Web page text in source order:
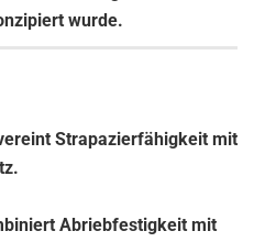
wurde.
Strapazierfähigkeit mit
Abriebfestigkeit mit